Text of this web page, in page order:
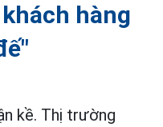
hàng
kề. Thị trường